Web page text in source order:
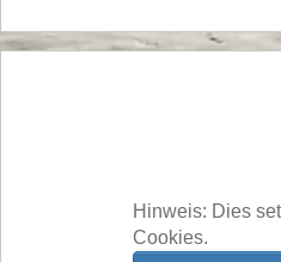
Hinweis: Dies
Cookies.